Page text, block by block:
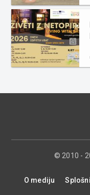
© 2010 -
O mediju